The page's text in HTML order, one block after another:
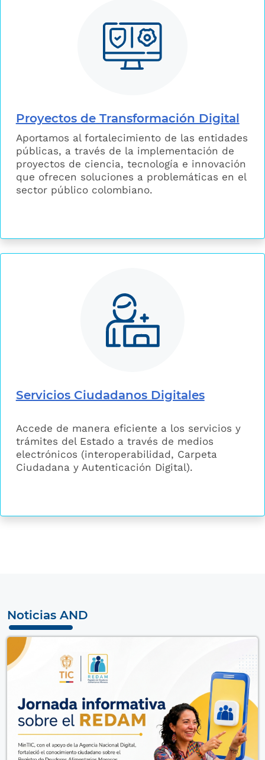
Proyectos de Transformación Digital
Aportamos al fortalecimiento de las entidades
públicas, a través de la implementación de
proyectos de ciencia, tecnología e innovación
que ofrecen soluciones a problemáticas en el
sector público colombiano.
Servicios Ciudadanos Digitales
Accede de manera eficiente a los servicios y
trámites del Estado a través de medios
electrónicos (interoperabilidad, Carpeta
Ciudadana y Autenticación Digital).
Noticias AND